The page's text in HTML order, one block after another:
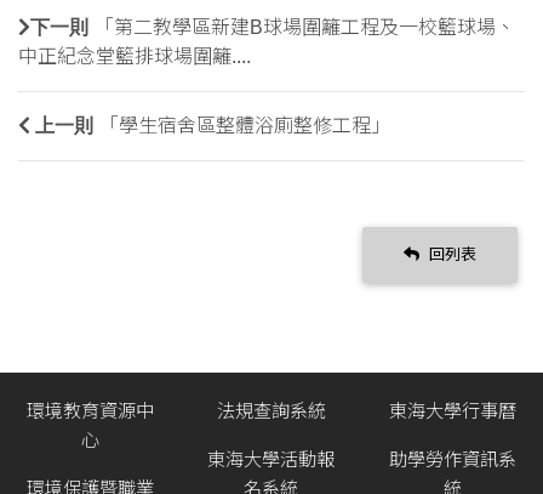
下一則
「第二教學區新建B球場圍籬工程及一校籃球場、
中正紀念堂籃排球場圍籬....
上一則 「學生宿舍區整體浴廁整修工程」
回列表
環境教育資源中
心
環境保護暨職業
法規查詢系統
東海大學活動報
名系統
東海大學行事曆
助學勞作資訊系
統